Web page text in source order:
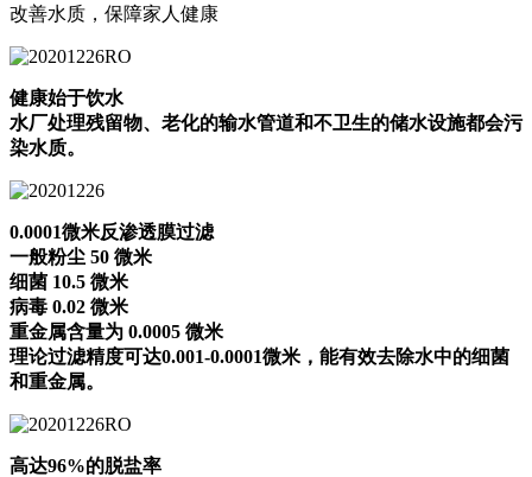
改善水质，保障家人健康
健康始于饮水
水厂处理残留物、老化的输水管道和不卫生的储水设施都会污
染水质。
0.0001微米反渗透膜过滤
一般粉尘 50 微米
细菌 10.5 微米
病毒 0.02 微米
重金属含量为 0.0005 微米
理论过滤精度可达0.001-0.0001微米，能有效去除水中的细菌
和重金属。
高达96%的脱盐率